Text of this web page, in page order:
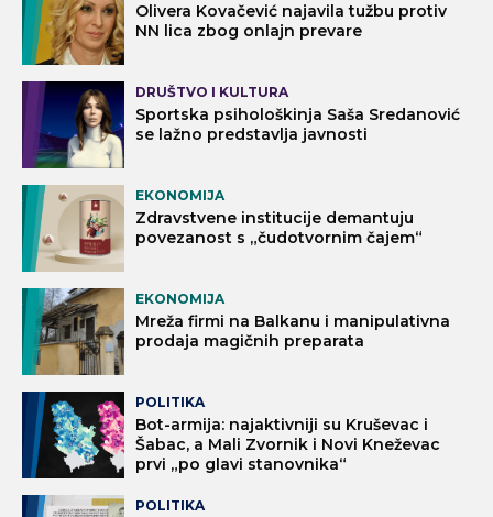
Olivera Kovačević najavila tužbu protiv
NN lica zbog onlajn prevare
DRUŠTVO I KULTURA
Sportska psihološkinja Saša Sredanović
se lažno predstavlja javnosti
EKONOMIJA
Zdravstvene institucije demantuju
povezanost s „čudotvornim čajem“
EKONOMIJA
Mreža firmi na Balkanu i manipulativna
prodaja magičnih preparata
POLITIKA
Bot-armija: najaktivniji su Kruševac i
Šabac, a Mali Zvornik i Novi Kneževac
prvi „po glavi stanovnika“
POLITIKA